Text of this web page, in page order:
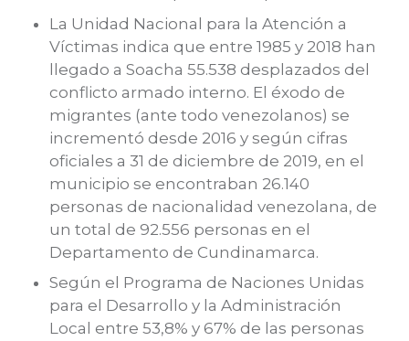
La Unidad Nacional para la Atención a
Víctimas indica que entre 1985 y 2018 han
llegado a Soacha 55.538 desplazados del
conflicto armado interno. El éxodo de
migrantes (ante todo venezolanos) se
incrementó desde 2016 y según cifras
oficiales a 31 de diciembre de 2019, en el
municipio se encontraban 26.140
personas de nacionalidad venezolana, de
un total de 92.556 personas en el
Departamento de Cundinamarca.
Según el Programa de Naciones Unidas
para el Desarrollo y la Administración
Local entre 53,8% y 67% de las personas